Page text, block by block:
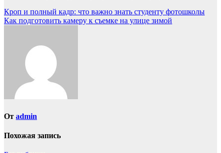
Навигация
по
Кроп и полный кадр: что важно знать студенту фотошколы
Как подготовить камеру к съемке на улице зимой
От admin
Похожая запись